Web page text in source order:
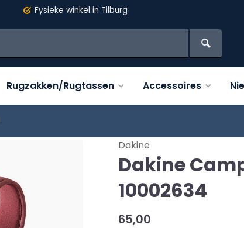
Fysieke winkel in Tilburg
Rugzakken/Rugtassen Accessoires
Dakine
Dakine
10002634
65,00